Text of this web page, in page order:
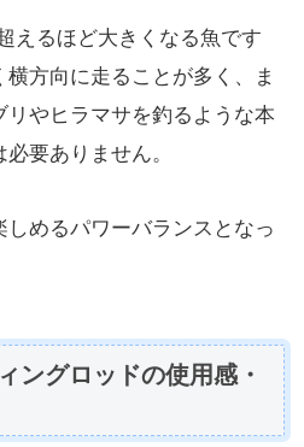
えるほど大きくなる魚です
方向に走ることが多く、ま
やヒラマサを釣るような本
要ありません。
めるパワーバランスとなっ
ングロッドの使用感・